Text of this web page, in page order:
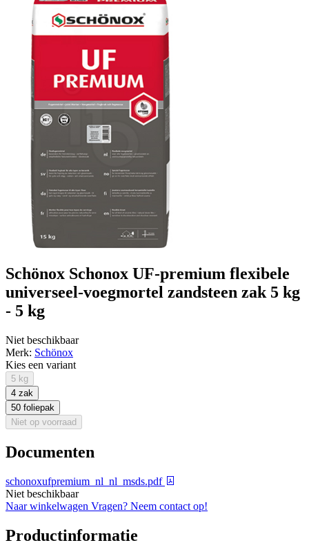
Schönox Schonox UF-premium flexibele
universeel-voegmortel zandsteen zak 5 kg
- 5 kg
Niet beschikbaar
Merk: Schönox
Kies een variant
5 kg
4 zak
50 foliepak
Niet op voorraad
Documenten
schonoxufpremium_nl_nl_msds.pdf
Niet beschikbaar
Naar winkelwagen Vragen? Neem contact op!
Productinformatie